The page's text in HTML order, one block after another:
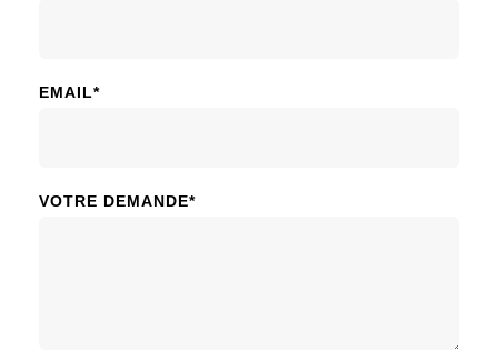
EMAIL*
VOTRE DEMANDE*